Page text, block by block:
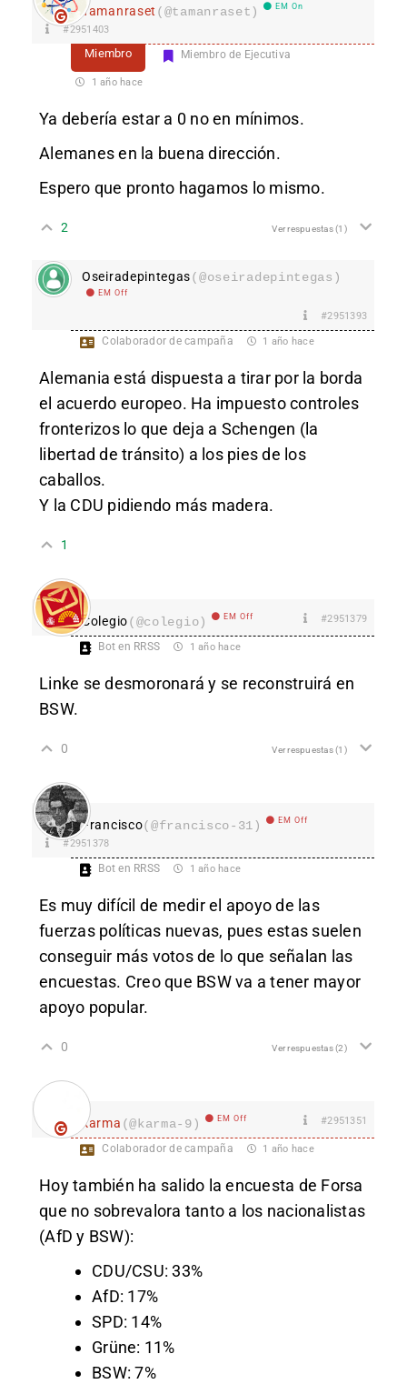
Tamanraset (@tamanraset) EM On
#2951403
Miembro Miembro de Ejecutiva
1 año hace
Ya debería estar a 0 no en mínimos.
Alemanes en la buena dirección.
Espero que pronto hagamos lo mismo.
2 Ver respuestas(1)
Oseiradepintegas(@oseiradepintegas)
EM Off
#2951393
Colaborador de campaña 1 año hace
Alemania está dispuesta a tirar por la borda
el acuerdo europeo. Ha impuesto controles
fronterizos lo que deja a Schengen (la
libertad de tránsito) a los pies de los
caballos.
Y la CDU pidiendo más madera.
1
Colegio(@colegio) EM Off #2951379
Bot en RRSS 1 año hace
Linke se desmoronará y se reconstruirá en
BSW.
0 Ver respuestas(1)
Francisco(@francisco-31) EM Off
#2951378
Bot en RRSS 1 año hace
Es muy difícil de medir el apoyo de las
fuerzas políticas nuevas, pues estas suelen
conseguir más votos de lo que señalan las
encuestas. Creo que BSW va a tener mayor
apoyo popular.
0 Ver respuestas(2)
karma (@karma-9) EM Off #2951351
Colaborador de campaña 1 año hace
Hoy también ha salido la encuesta de Forsa
que no sobrevalora tanto a los nacionalistas
(AfD y BSW):
CDU/CSU: 33%
AfD: 17%
SPD: 14%
Grüne: 11%
BSW: 7%